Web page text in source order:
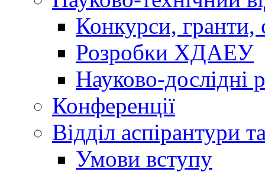
Конкурси, гранти,
Розробки ХДАЕУ
Науково-дослідні
Конференції
Відділ аспірантури
Умови вступу